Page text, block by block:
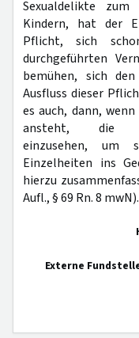
Sexualdelikte
Kindern, hat der
Pflicht, sich
durchgeführten
bemühen, sich
Ausfluss dieser
es auch, dann,
ansteht, die
einzusehen, um
Einzelheiten ins
hierzu
Aufl., § 69 Rn. 8 mwN).
Externe